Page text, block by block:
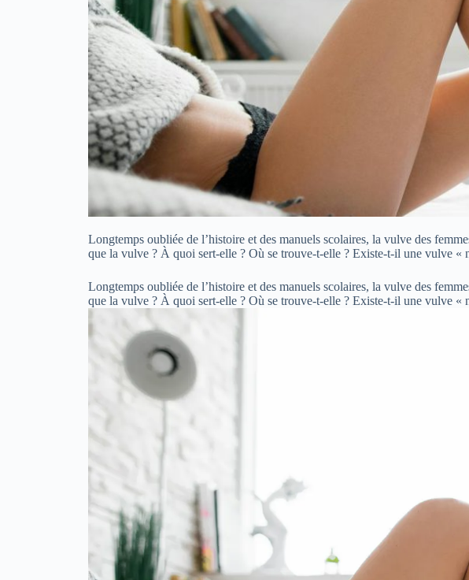
Longtemps oubliée de l’histoire et des manuels scolaires, la vulve des
que la vulve ? À quoi sert-elle ? Où se trouve-t-elle ? Existe-t-il une vulve «
Longtemps oubliée de l’histoire et des manuels scolaires, la vulve des
que la vulve ? À quoi sert-elle ? Où se trouve-t-elle ? Existe-t-il une vulve «